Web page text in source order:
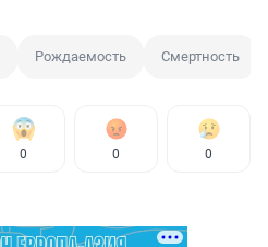
Рождаемость Смертность
0 0 0